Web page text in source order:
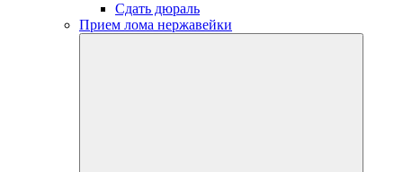
Сдать дюраль
Прием лома нержавейки